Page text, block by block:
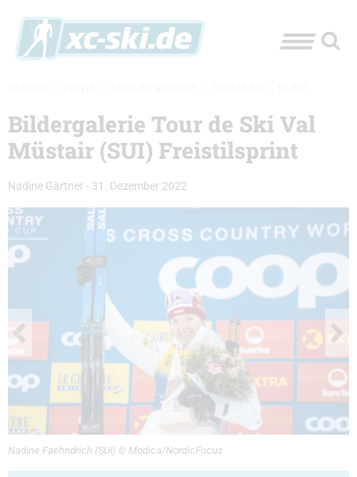
Bildergalerie Tour de Ski Val
Müstair (SUI) Freistilsprint
Nadine Gärtner - 31. Dezember 2022
Nadine Faehndrich (SUI) © Modica/NordicFocus